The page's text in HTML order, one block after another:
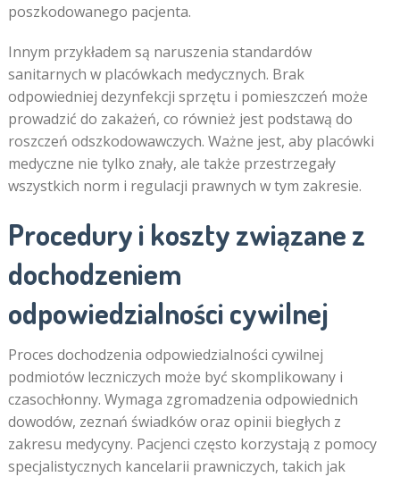
poszkodowanego pacjenta.
Innym przykładem są naruszenia standardów
sanitarnych w placówkach medycznych. Brak
odpowiedniej dezynfekcji sprzętu i pomieszczeń może
prowadzić do zakażeń, co również jest podstawą do
roszczeń odszkodowawczych. Ważne jest, aby placówki
medyczne nie tylko znały, ale także przestrzegały
wszystkich norm i regulacji prawnych w tym zakresie.
Procedury i koszty związane z
dochodzeniem
odpowiedzialności cywilnej
Proces dochodzenia odpowiedzialności cywilnej
podmiotów leczniczych może być skomplikowany i
czasochłonny. Wymaga zgromadzenia odpowiednich
dowodów, zeznań świadków oraz opinii biegłych z
zakresu medycyny. Pacjenci często korzystają z pomocy
specjalistycznych kancelarii prawniczych, takich jak